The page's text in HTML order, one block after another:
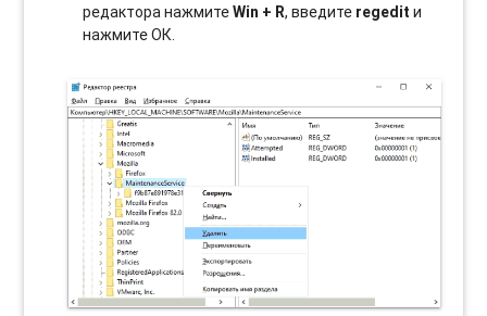
редактора нажмитеWin + R, введите regedit и
нажмите ОК.